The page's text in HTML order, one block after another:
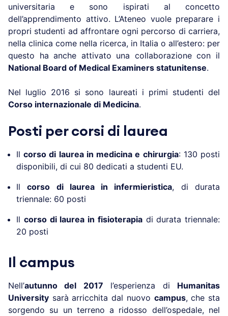
universitaria e sono ispirati al concetto
dell’apprendimento attivo. L’Ateneo vuole preparare i
propri studenti ad affrontare ogni percorso di carriera,
nella clinica come nella ricerca, in Italia o all’estero: per
questo ha anche attivato una collaborazione con il
National Board of Medical Examiners statunitense.
Nel luglio 2016 si sono laureati i primi studenti del
Corso internazionale di Medicina.
Posti per corsi di laurea
Ilcorso di laurea in medicina e chirurgia: 130 posti
disponibili, di cui 80 dedicati a studenti EU.
Ilcorso di laurea in infermieristica, di durata
triennale: 60 posti
Il corso di laurea in fisioterapiadi durata triennale:
20 posti
Il campus
Nell’autunno del 2017 l’esperienza di Humanitas
University sarà arricchita dal nuovo campus, che sta
sorgendo su un terreno a ridosso dell’ospedale, nel